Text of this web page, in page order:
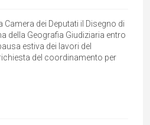
Camera dei Deputati il Disegno di
della Geografia Giudiziaria entro
estiva dei lavori del
del coordinamento per